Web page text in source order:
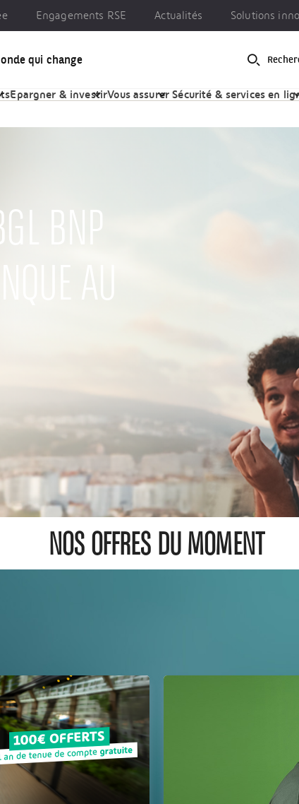
RSE Solutions innovantes
Engagements RSE Actualités Solutions
qui change
Epargner & investirVous assurer Sécurité & services en
BNP
AU
NOS OFFRES DU MOMENT